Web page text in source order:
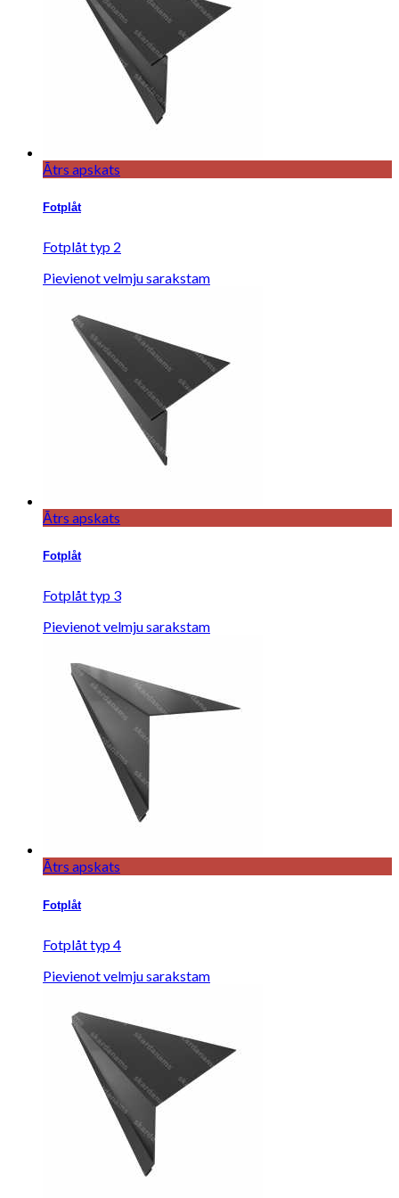
Ātrs apskats
Fotplåt
Fotplåt typ 2
Pievienot velmju sarakstam
Ātrs apskats
Fotplåt
Fotplåt typ 3
Pievienot velmju sarakstam
Ātrs apskats
Fotplåt
Fotplåt typ 4
Pievienot velmju sarakstam